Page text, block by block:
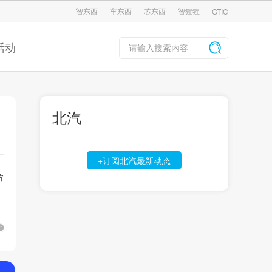
智东西 车东西 芯东西 智猩猩 GTIC
动
北汽
+订阅北汽最新动态